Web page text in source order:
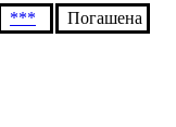
***
Погашена